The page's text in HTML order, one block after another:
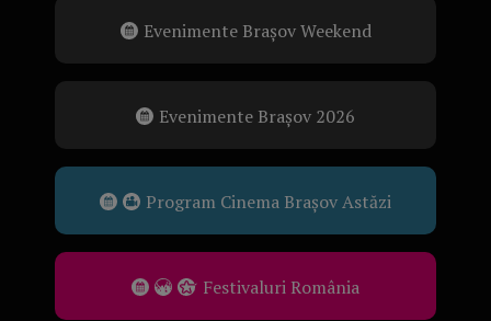
Evenimente Brașov Weekend
Evenimente Brașov 2026
Program Cinema Brașov Astăzi
Festivaluri România